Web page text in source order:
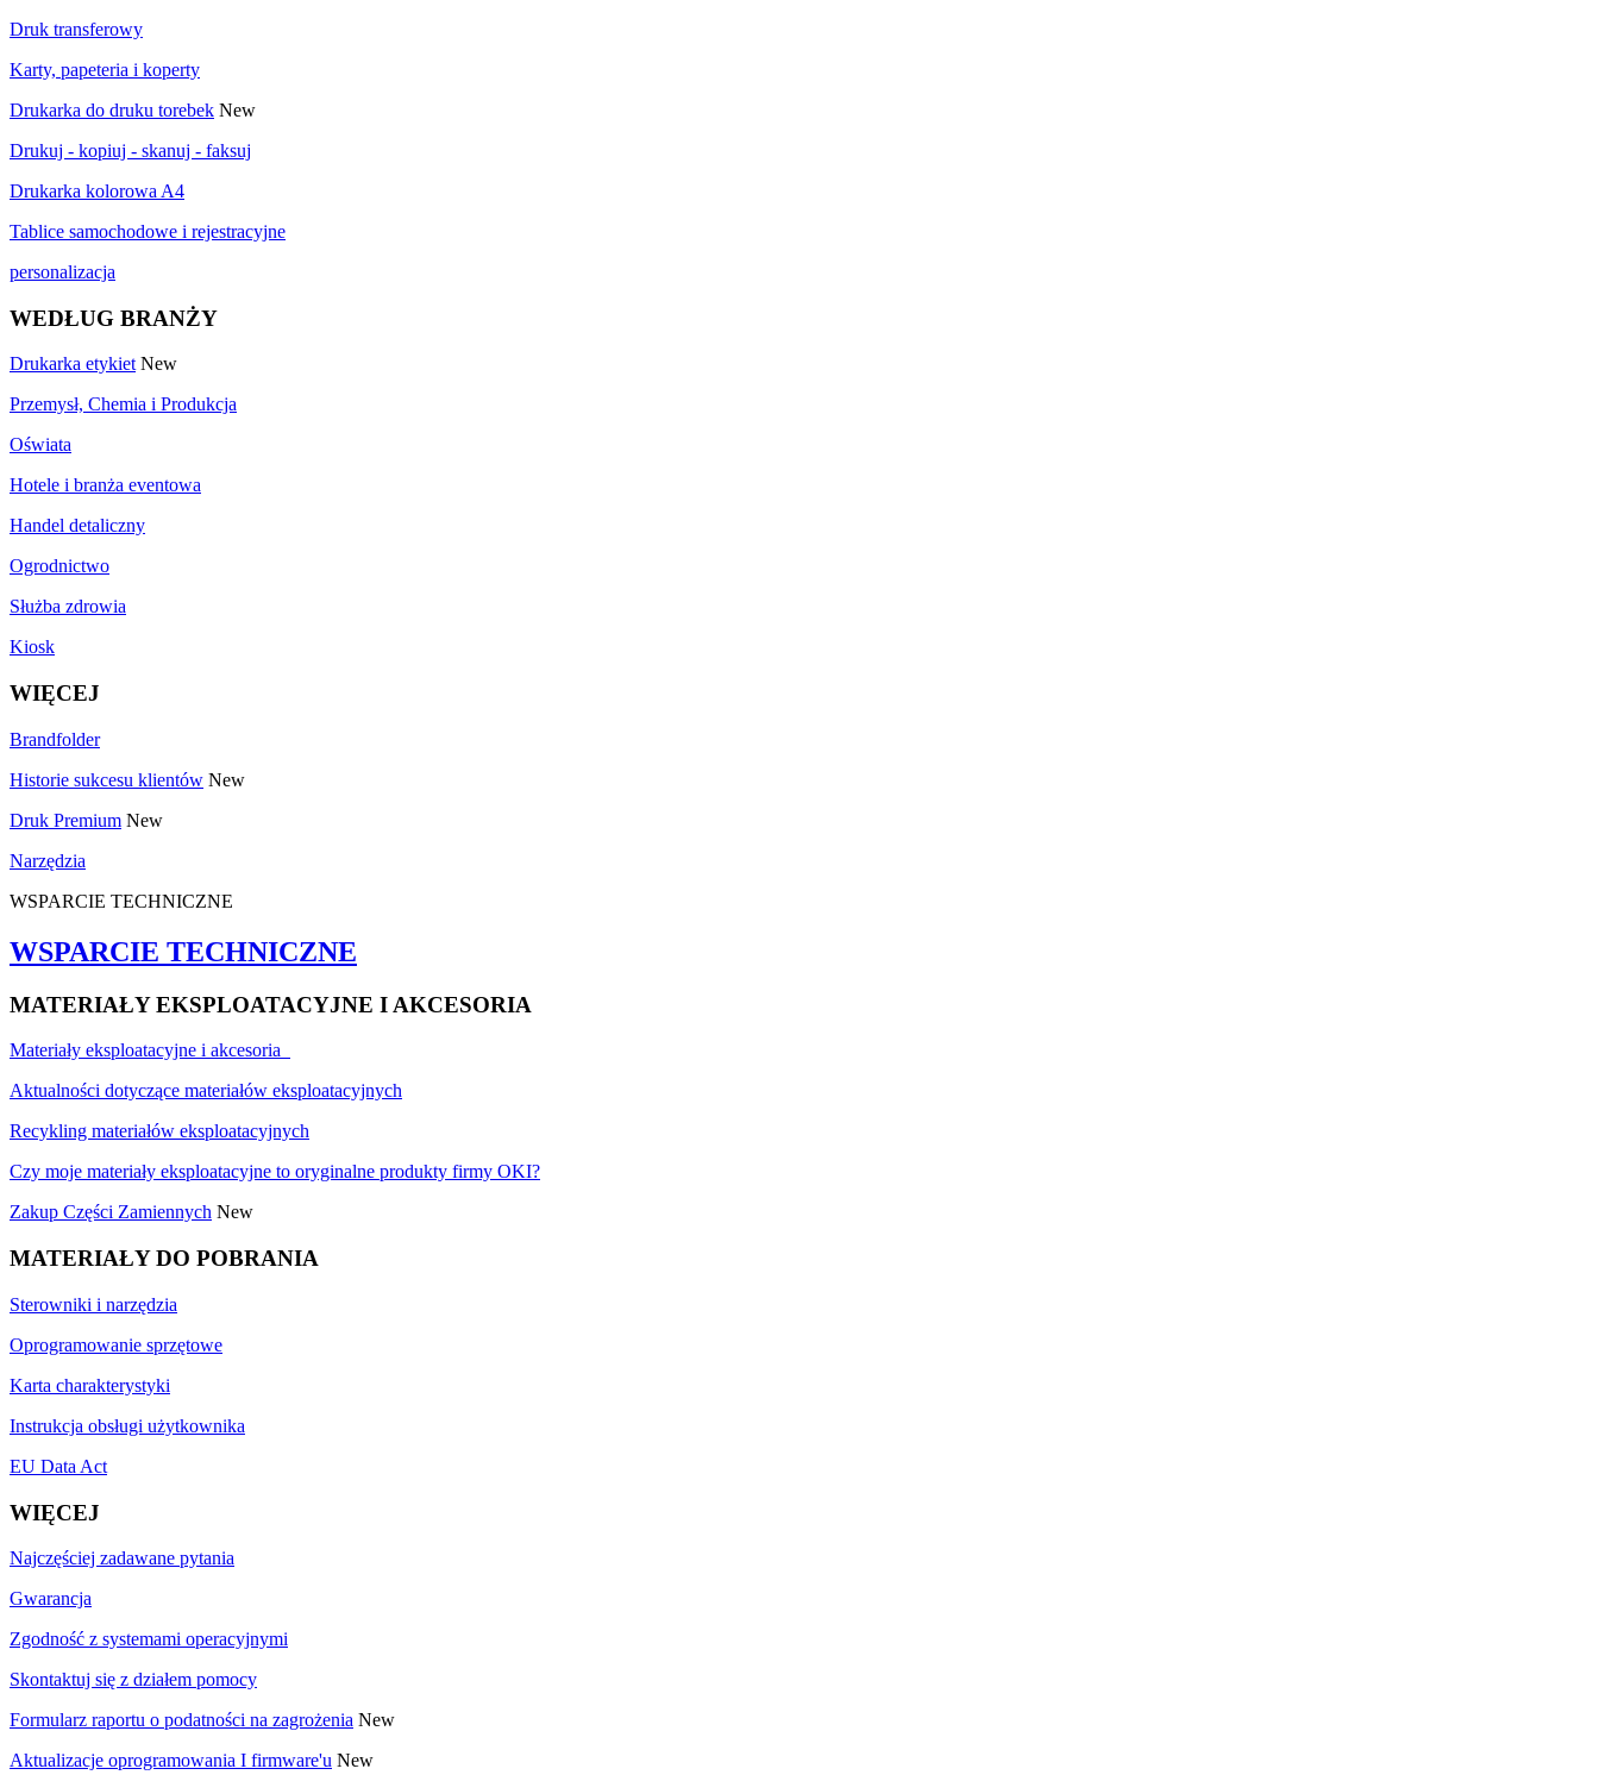
Druk transferowy
Karty, papeteria i koperty
Drukarka do druku torebek New
Drukuj - kopiuj - skanuj - faksuj
Drukarka kolorowa A4
Tablice samochodowe i rejestracyjne
personalizacja
WEDŁUG BRANŻY
Drukarka etykiet New
Przemysł, Chemia i Produkcja
Oświata
Hotele i branża eventowa
Handel detaliczny
Ogrodnictwo
Służba zdrowia
Kiosk
WIĘCEJ
Brandfolder
Historie sukcesu klientów New
Druk Premium New
Narzędzia
WSPARCIE TECHNICZNE
WSPARCIE TECHNICZNE
MATERIAŁY EKSPLOATACYJNE I AKCESORIA
Materiały eksploatacyjne i akcesoria
Aktualności dotyczące materiałów eksploatacyjnych
Recykling materiałów eksploatacyjnych
Czy moje materiały eksploatacyjne to oryginalne produkty firmy OKI?
Zakup Części Zamiennych New
MATERIAŁY DO POBRANIA
Sterowniki i narzędzia
Oprogramowanie sprzętowe
Karta charakterystyki
Instrukcja obsługi użytkownika
EU Data Act
WIĘCEJ
Najczęściej zadawane pytania
Gwarancja
Zgodność z systemami operacyjnymi
Skontaktuj się z działem pomocy
Formularz raportu o podatności na zagrożenia New
Aktualizacje oprogramowania I firmware'u New